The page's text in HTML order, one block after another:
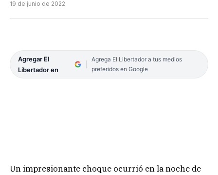
19 de junio de 2022
Agregar El
Libertador en
Agrega El Libertador a tus medios
preferidos en Google
Un impresionante choque ocurrió en la noche de